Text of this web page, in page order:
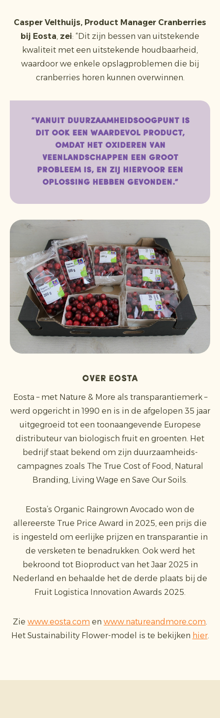
Casper Velthuijs, Product Manager Cranberries
bij Eosta zei: “Dit zijn bessen van uitstekende
kwaliteit met een uitstekende houdbaarheid,
waardoor we enkele opslagproblemen die bij
cranberries horen kunnen overwinnen.
“Vanuit duurzaamheidsoogpunt is
dit ook een waardevol product,
omdat het oxideren van
veenlandschappen een groot
probleem is, en zij hiervoor een
oplossing hebben gevonden.”
Over Eosta
Eosta – met Nature & More als transparantiemerk –
werd opgericht in 1990 en is in de afgelopen 35 jaar
uitgegroeid tot een toonaangevende Europese
distributeur van biologisch fruit en groenten. Het
bedrijf staat bekend om zijn duurzaamheids-
campagnes zoals The True Cost of Food, Natural
Branding, Living Wage en Save Our Soils.
Eosta’s Organic Raingrown Avocado won de
allereerste True Price Award in 2025, een prijs die
is ingesteld om eerlijke prijzen en transparantie in
de versketen te benadrukken. Ook werd het
bekroond tot Bioproduct van het Jaar 2025 in
Nederland en behaalde het de derde plaats bij de
Fruit Logistica Innovation Awards 2025.
Zie www.eosta.com en www.natureandmore.com
Het Sustainability Flower-model is te bekijken hier.